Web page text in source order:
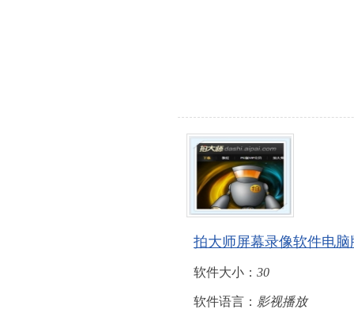
拍大师屏幕录像软件电
软件大小： 30
软件语言： 影视播放